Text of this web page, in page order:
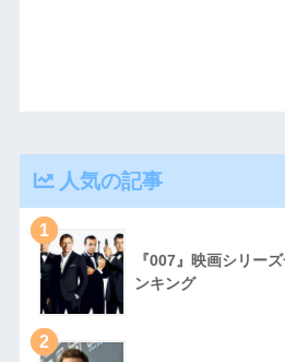
人気の記事
1
『007』映画シリー
ンキング
2